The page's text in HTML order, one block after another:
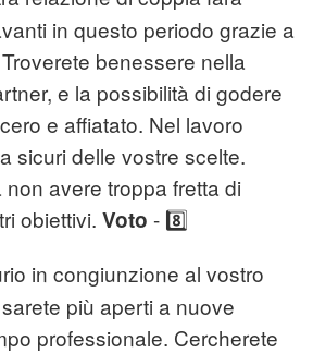
in questo periodo grazie a
benessere nella
e la possibilità di godere
e affiatato. Nel lavoro
sicuri delle vostre scelte.
avere troppa fretta di
obiettivi. Voto - 8️⃣
in congiunzione al vostro
più aperti a nuove
professionale. Cercherete